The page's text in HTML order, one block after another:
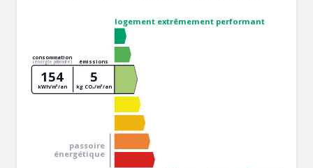
logement extrêmement performant
passoire
énergétique
consommation
(énergie primaire) émissions
154
kWh/m²/an
5
kg CO₂/m²/an